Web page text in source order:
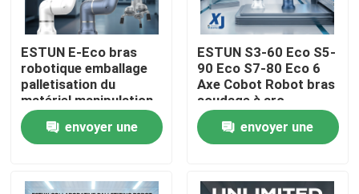
À la maison
Produits
Vidéos
ESTUN E-Eco bras
robotique emballage
palletisation du
matériel manipulation
robot collaboratif
avec OnRobot Grriper
envoyer une
ESTUN S3-60 Eco S5-
90 Eco S7-80 Eco 6
Axe Cobot Robot bras
soudage à arc
collaboratif robot
CNGBS positionneur
de soudage
envoyer une